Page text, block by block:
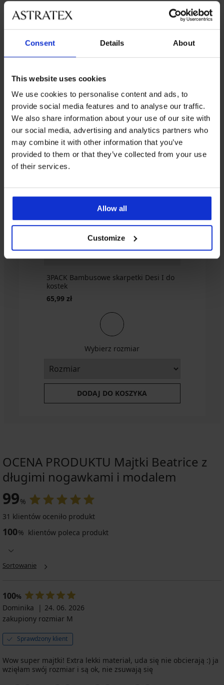
Consent Details About
This website uses cookies
We use cookies to personalise content and ads, to
provide social media features and to analyse our traffic.
We also share information about your use of our site with
our social media, advertising and analytics partners who
may combine it with other information that you’ve
provided to them or that they’ve collected from your use
of their services.
Allow all
Customize
Wyprzedaż -70%
4,1
2PACK
Majtki
nogawkami
Line
36,30
120,99
zł
5
Majtki
z
nogawkami
Comfort
Line
zł
Bokserki
Carter
z
modalem
37,99
Bokserki
Bamboo
Nature
74,99
zł
GRATIS
Z tej samej kolekcji
3PACK Bambusowe skarpetki Desi I do
kostek
65,99 zł
Wybierz rozmiar
DODAJ DO KOSZYKA
OCENA PRODUKTU Majtki Beatrice z
długimi nogawkami i modalem
99%
31 klientów oceniło produkt
100% klientów poleca produkt
Sortowanie
100%
Dominika
24. 06. 2026
zakupiony rozmiar M
Sprawdzony klient
Wow super majtki! Extra lekki materiał, uda się nie obcierają :) ja
wzięłam swój rozmiar i są ok, nie zsuwają się